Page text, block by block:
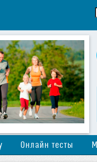
Онлайн тесты